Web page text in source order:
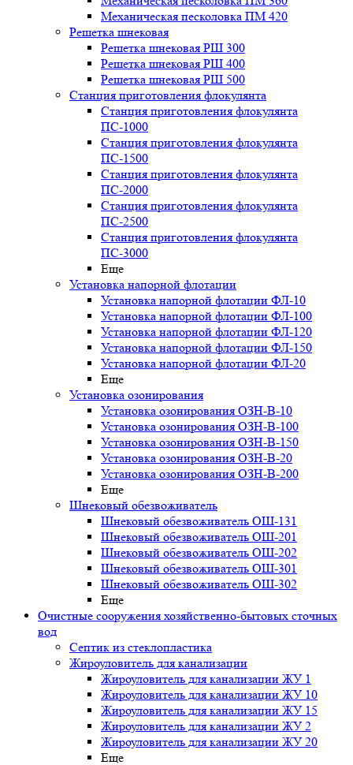
Механическая песколовка ПM 420
Решетка шнековая
Решетка шнековая РШ 300
Решетка шнековая РШ 400
Решетка шнековая РШ 500
Станция приготовления флокулянта
Станция приготовления флокулянта
ПС-1000
Станция приготовления флокулянта
ПС-1500
Станция приготовления флокулянта
ПС-2000
Станция приготовления флокулянта
ПС-2500
Станция приготовления флокулянта
ПС-3000
Еще
Установка напорной флотации
Установка напорной флотации ФЛ-10
Установка напорной флотации ФЛ-100
Установка напорной флотации ФЛ-120
Установка напорной флотации ФЛ-150
Установка напорной флотации ФЛ-20
Еще
Установка озонирования
Установка озонирования ОЗН-В-10
Установка озонирования ОЗН-В-100
Установка озонирования ОЗН-В-150
Установка озонирования ОЗН-В-20
Установка озонирования ОЗН-В-200
Еще
Шнековый обезвоживатель
Шнековый обезвоживатель ОШ-131
Шнековый обезвоживатель ОШ-201
Шнековый обезвоживатель ОШ-202
Шнековый обезвоживатель ОШ-301
Шнековый обезвоживатель ОШ-302
Еще
Очистные сооружения хозяйственно-бытовых сточных
вод
Септик из стеклопластика
Жироуловитель для канализации
Жироуловитель для канализации ЖУ 1
Жироуловитель для канализации ЖУ 10
Жироуловитель для канализации ЖУ 15
Жироуловитель для канализации ЖУ 2
Жироуловитель для канализации ЖУ 20
Еще